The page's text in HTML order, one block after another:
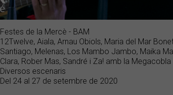
Festes de la Mercè - BAM
12Twelve, Aiala, Arnau Obiols, Maria del Mar
Santiago, Melenas, Los Mambo Jambo, Maika
Clara, Rober Mas, Sandré i Za! amb la Megacobla
Diversos escenaris
Del 24 al 27 de setembre de 2020